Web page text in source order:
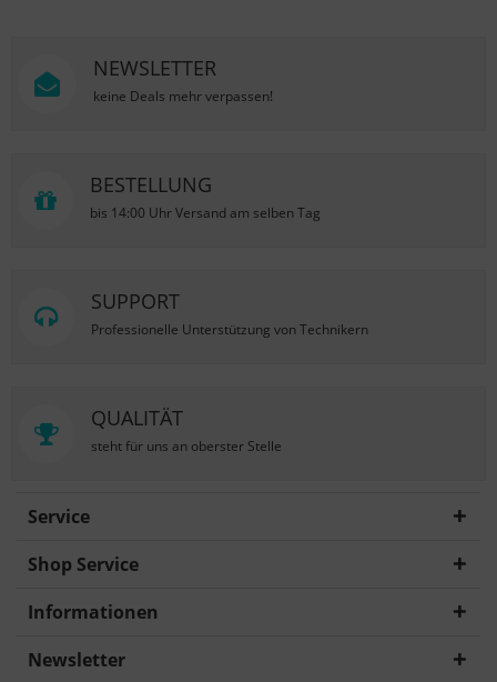
NEWSLETTER
keine Deals mehr verpassen!
BESTELLUNG
bis 14:00 Uhr Versand am selben Tag
SUPPORT
Professionelle Unterstützung von Technikern
QUALITÄT
steht für uns an oberster Stelle
Service
Shop Service
Informationen
Newsletter